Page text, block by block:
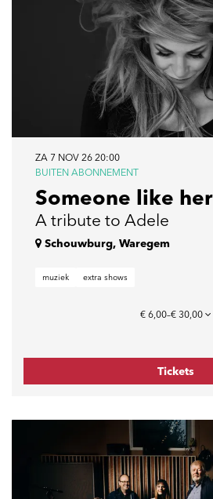
Someone like her
A tribute to Adele
BUITEN ABONNEMENT
ZA 7 NOV 26 20:00
Schouwburg, Waregem
muziek extra shows
€ 6,00–€ 30,00
Tickets